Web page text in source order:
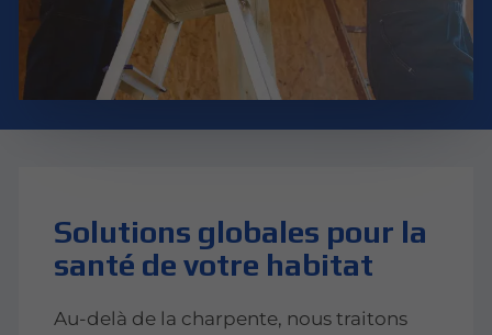
Solutions globales pour la
santé de votre habitat
Au-delà de la charpente, nous traitons